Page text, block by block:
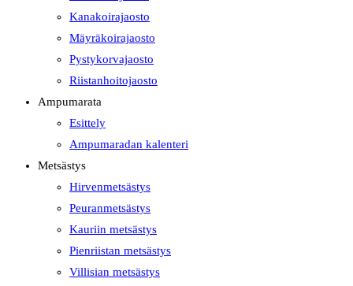
Kanakoirajaosto
Mäyräkoirajaosto
Pystykorvajaosto
Riistanhoitojaosto
Ampumarata
Esittely
Ampumaradan kalenteri
Metsästys
Hirvenmetsästys
Peuranmetsästys
Kauriin metsästys
Pienriistan metsästys
Villisian metsästys